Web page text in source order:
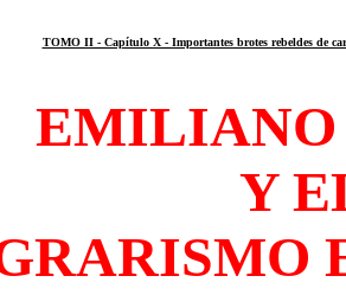
TOMO II - Capítulo X - Importantes brotes rebeldes de
EMILIANO
Y